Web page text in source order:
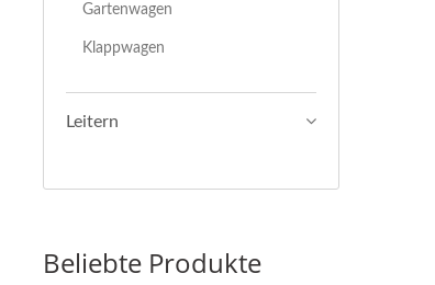
Gartenwagen
Klappwagen
Leitern
Beliebte Produkte